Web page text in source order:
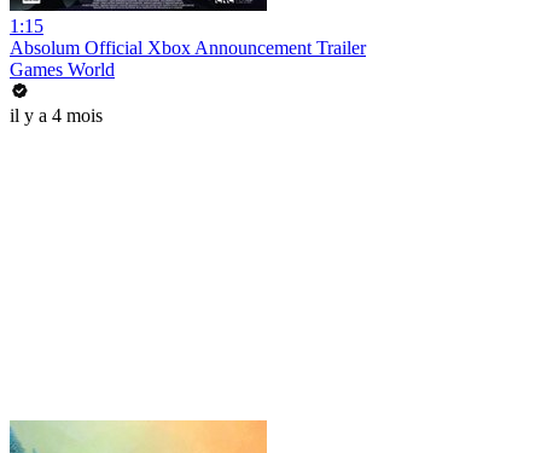
1:15
Absolum Official Xbox Announcement Trailer
Games World
il y a 4 mois